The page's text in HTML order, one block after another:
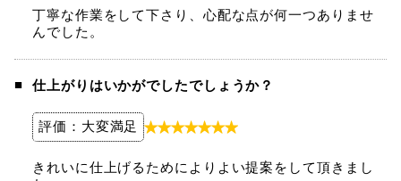
丁寧な作業をして下さり、心配な点が何一つありませ
んでした。
仕上がりはいかがでしたでしょうか？
評価：大変満足
きれいに仕上げるためによりよい提案をして頂きまし